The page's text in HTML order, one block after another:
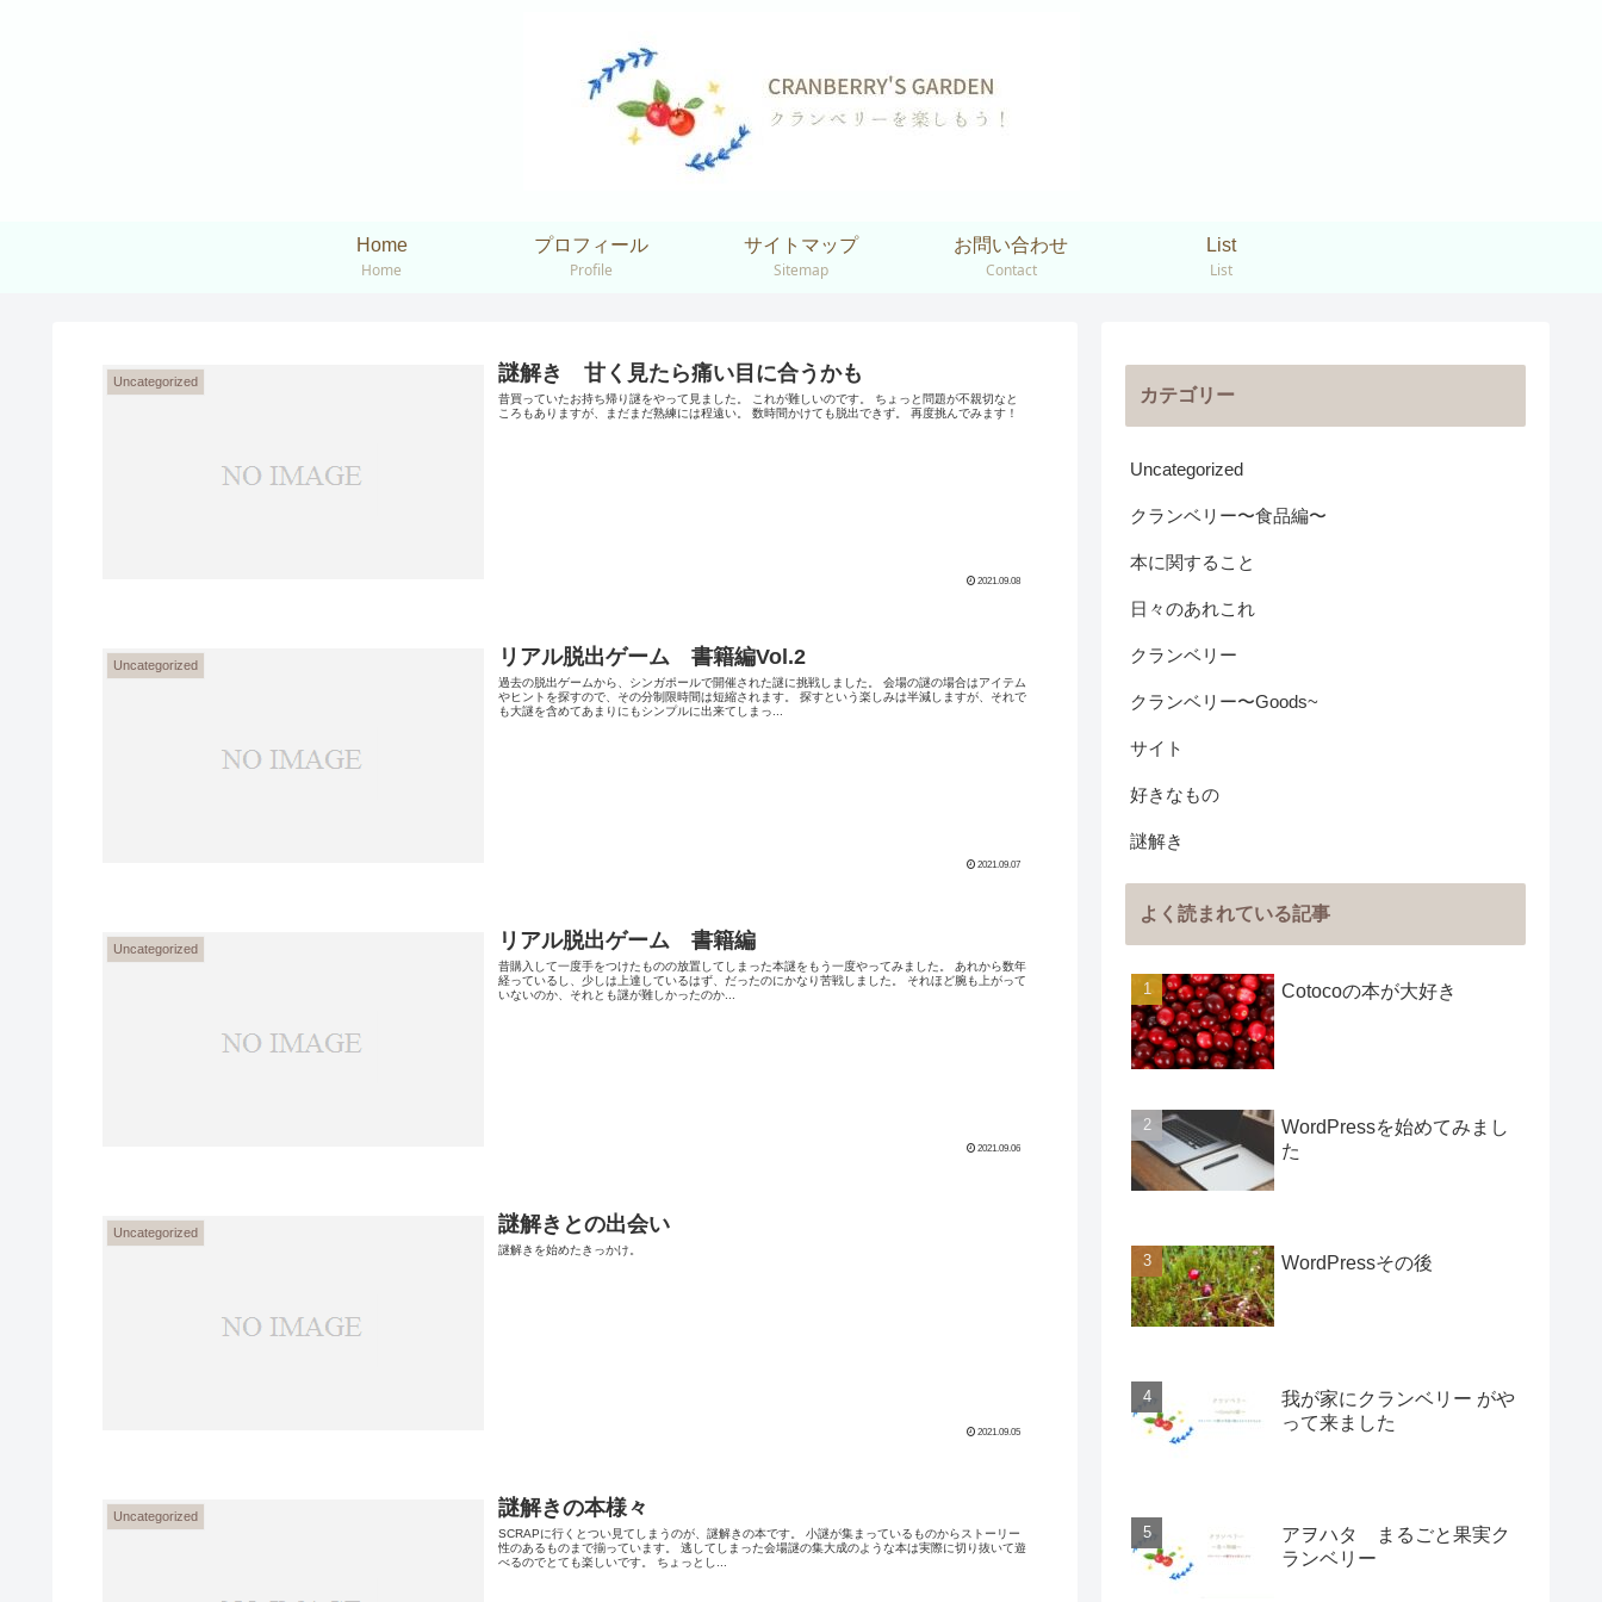
Home
Home
プロフィール
Profile
サイトマップ
Sitemap
お問い合わせ
Contact
List
List
Uncategorized 謎解き 甘く見たら痛い目に合うかも
昔買っていたお持ち帰り謎をやって見ました。 これが難しいのです。 ちょっと問題が不親切なと
ころもありますが、まだまだ熟練には程遠い。 数時間かけても脱出できず。 再度挑んでみます！
2021.09.08
Uncategorized リアル脱出ゲーム 書籍編Vol.2
過去の脱出ゲームから、シンガポールで開催された謎に挑戦しました。 会場の謎の場合はアイテム
やヒントを探すので、その分制限時間は短縮されます。 探すという楽しみは半減しますが、それで
も大謎を含めてあまりにもシンプルに出来てしまっ...
2021.09.07
Uncategorized リアル脱出ゲーム 書籍編
昔購入して一度手をつけたものの放置してしまった本謎をもう一度やってみました。 あれから数年
経っているし、少しは上達しているはず、だったのにかなり苦戦しました。 それほど腕も上がって
いないのか、それとも謎が難しかったのか...
2021.09.06
Uncategorized 謎解きとの出会い
謎解きを始めたきっかけ。
2021.09.05
Uncategorized 謎解きの本様々
SCRAPに行くとつい見てしまうのが、謎解きの本です。 小謎が集まっているものからストーリー
性のあるものまで揃っています。 逃してしまった会場謎の集大成のような本は実際に切り抜いて遊
べるのでとても楽しいです。 ちょっとし...
カテゴリー
Uncategorized
クランベリー〜食品編〜
本に関すること
日々のあれこれ
クランベリー
クランベリー〜Goods~
サイト
好きなもの
謎解き
よく読まれている記事
Cotocoの本が大好き
WordPressを始めてみまし
た
WordPressその後
我が家にクランベリー がや
って来ました
アヲハタ まるごと果実ク
ランベリー